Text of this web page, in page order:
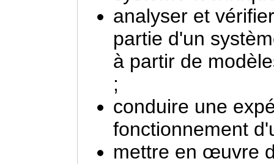
analyser et
partie d'un
à partir de
;
conduire une
fonctionnement
mettre en œuvre